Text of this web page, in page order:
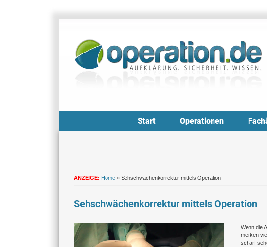
Start Operationen
ANZEIGE: Home » Sehschwächenkorrektur mittels Operation
Sehschwächenkorrektur mittels Operation
Zeige
grösseres
Bild
Wenn die
merken
scharf